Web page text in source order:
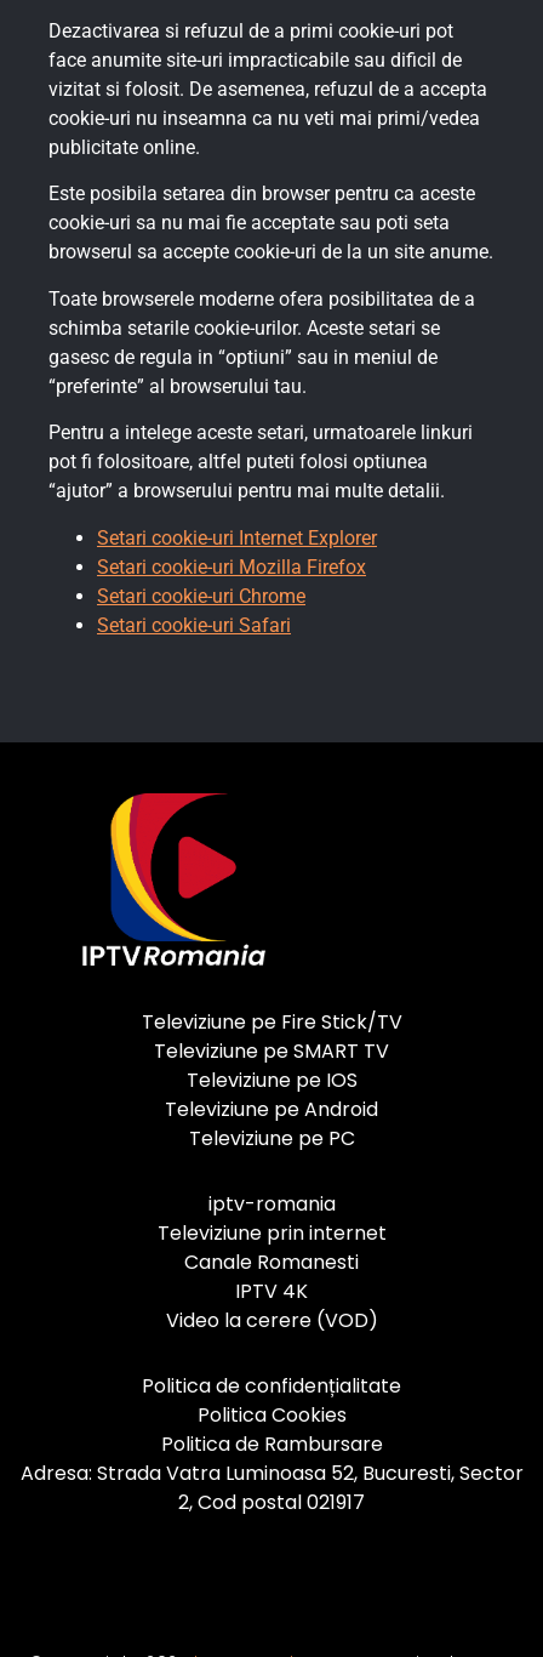
Dezactivarea si refuzul de a primi cookie-uri pot
face anumite site-uri impracticabile sau dificil de
vizitat si folosit. De asemenea, refuzul de a accepta
cookie-uri nu inseamna ca nu veti mai primi/vedea
publicitate online.
Este posibila setarea din browser pentru ca aceste
cookie-uri sa nu mai fie acceptate sau poti seta
browserul sa accepte cookie-uri de la un site anume.
Toate browserele moderne ofera posibilitatea de a
schimba setarile cookie-urilor. Aceste setari se
gasesc de regula in “optiuni” sau in meniul de
“preferinte” al browserului tau.
Pentru a intelege aceste setari, urmatoarele linkuri
pot fi folositoare, altfel puteti folosi optiunea
“ajutor” a browserului pentru mai multe detalii.
Setari cookie-uri Internet Explorer
Setari cookie-uri Mozilla Firefox
Setari cookie-uri Chrome
Setari cookie-uri Safari
Televiziune pe Fire Stick/TV
Televiziune pe SMART TV
Televiziune pe IOS
Televiziune pe Android
Televiziune pe PC
iptv-romania
Televiziune prin internet
Canale Romanesti
IPTV 4K
Video la cerere (VOD)
Politica de confidențialitate
Politica Cookies
Politica de Rambursare
Adresa: Strada Vatra Luminoasa 52, Bucuresti, Sector
2, Cod postal 021917